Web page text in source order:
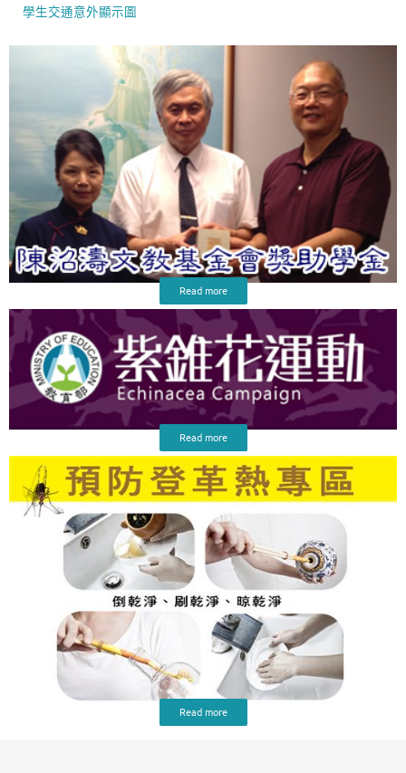
學生交通意外顯示圖
Read more
Read more
Read more